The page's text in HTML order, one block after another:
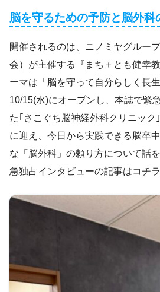
脳を守るための予防と脳外科
開催されるのは、ニノミヤグルー
会）が主催する『まち＋とも健幸
ーマは「脳を守って自分らしく長
10/15(水)にオープンし、本誌で緊
た｢さこぐち脳神経外科クリニック
に迎え、今日から実践できる脳卒
な「脳外科」の頼り方について話
急独占インタビューの記事はコチラ